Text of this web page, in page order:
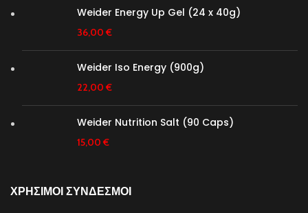
Weider Energy Up Gel (24 x 40g)
36,00 €
Weider Iso Energy (900g)
22,00 €
Weider Nutrition Salt (90 Caps)
15,00 €
ΧΡΗΣΙΜΟΙ ΣΥΝΔΕΣΜΟΙ